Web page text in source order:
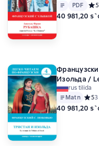
Matn
PDF
PDF 5
40 981,20
Изольда /
rus tilida
Matn
53
40 981,20